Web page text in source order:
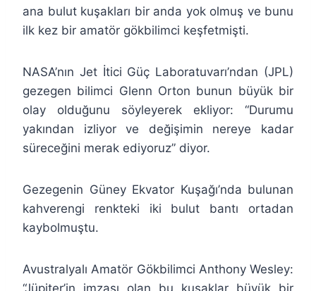
ana bulut kuşakları bir anda yok olmuş ve bunu
ilk kez bir amatör gökbilimci keşfetmişti.
NASA’nın Jet İtici Güç Laboratuvarı’ndan (JPL)
gezegen bilimci Glenn Orton bunun büyük bir
olay olduğunu söyleyerek ekliyor: “Durumu
yakından izliyor ve değişimin nereye kadar
süreceğini merak ediyoruz” diyor.
Gezegenin Güney Ekvator Kuşağı’nda bulunan
kahverengi renkteki iki bulut bantı ortadan
kaybolmuştu.
Avustralyalı Amatör Gökbilimci Anthony Wesley:
“Jüpiter’in imzası olan bu kuşaklar büyük bir